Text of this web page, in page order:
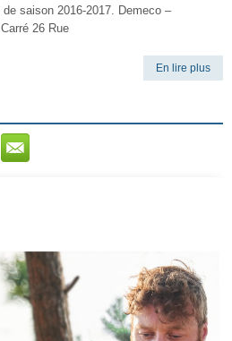
saison 2016-2017. Demeco –
26 Rue
En lire plus